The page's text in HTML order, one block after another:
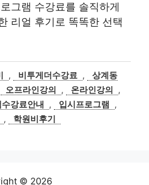
그램 수강료를 솔직하게
리얼 후기로 똑똑한 선택
, 비투게더수강료 ,
상계동
오프라인강의 , 온라인강의
,
강료안내
, 입시프로그램
,
, 학원비후기
© 2026